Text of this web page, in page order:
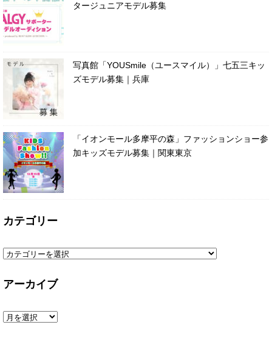
タージュニアモデル募集
写真館「YOUSmile（ユースマイル）」七五三キッ
ズモデル募集｜兵庫
「イオンモール多摩平の森」ファッションショー参
加キッズモデル募集｜関東東京
カテゴリー
アーカイブ